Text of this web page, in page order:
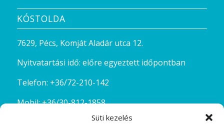
Süti kezelés
KÓSTOLDA
7629, Pécs, Komját Aladár utca 12.
Nyitvatartási idő: előre egyeztett időpontban
Telefon: +36/72-210-142
Mobil:+36/30-812-1858
kostolda@szinesgyongyok.hu